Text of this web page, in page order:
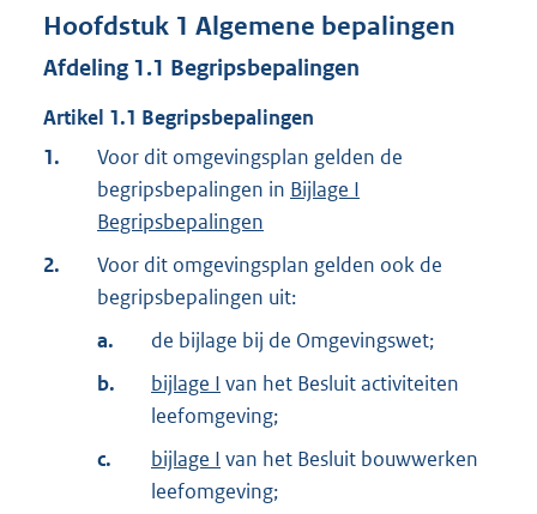
Hoofdstuk 1 Algemene bepalingen
Afdeling 1.1 Begripsbepalingen
Artikel 1.1 Begripsbepalingen
1.
Voor dit omgevingsplan gelden de
begripsbepalingen in Bijlage I
Begripsbepalingen
2.
Voor dit omgevingsplan gelden ook de
begripsbepalingen uit:
a.
de bijlage bij de Omgevingswet;
b.
bijlage I van het Besluit activiteiten
leefomgeving;
c.
bijlage I van het Besluit bouwwerken
leefomgeving;